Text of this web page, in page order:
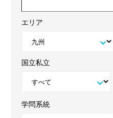
エリア
国立私立
学問系統